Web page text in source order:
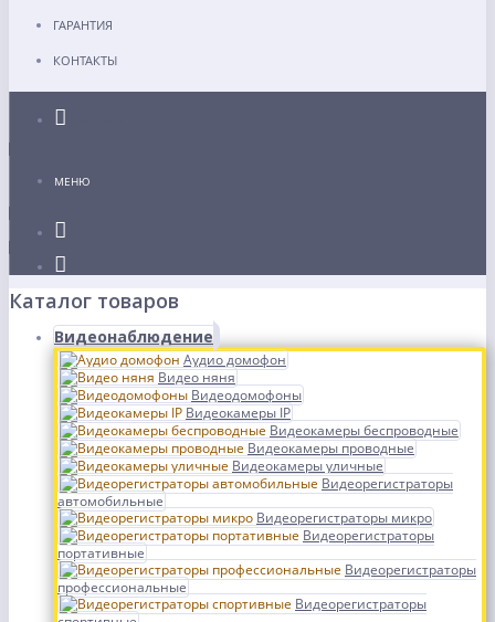
ГАРАНТИЯ
КОНТАКТЫ
МЕНЮ
Каталог товаров
Видеонаблюдение
Аудио домофон
Видео няня
Видеодомофоны
Видеокамеры IP
Видеокамеры беспроводные
Видеокамеры проводные
Видеокамеры уличные
Видеорегистраторы
автомобильные
Видеорегистраторы микро
Видеорегистраторы
портативные
Видеорегистраторы
профессиональные
Видеорегистраторы